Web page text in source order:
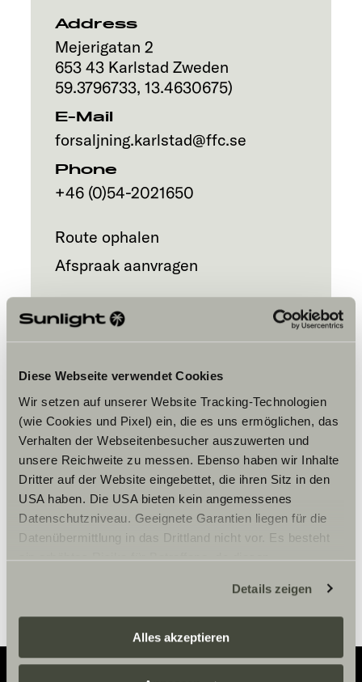
Diese Webseite verwendet Cookies
Wir setzen auf unserer Website Tracking-Technologien
(wie Cookies und Pixel) ein, die es uns ermöglichen, das
Verhalten der Webseitenbesucher auszuwerten und
unsere Reichweite zu messen. Ebenso haben wir Inhalte
Dritter auf der Website eingebettet, die ihren Sitz in den
USA haben. Die USA bieten kein angemessenes
Datenschutzniveau. Geeignete Garantien liegen für die
Datenübermittlung in das Drittland nicht vor. Es besteht
ein erhöhtes Risiko für Betroffene, da diesen
zustehen. Eingesetzte Dienstleister können Daten für
eigene Zwecke verarbeiten und mit anderen Daten
zusammenführen. Weitere Informationen finden Sie hier:
Datenschutzerklärung
Details zeigen
Alles akzeptieren
Address
Mejerigatan 2
653 43 Karlstad Zweden
59.3796733, 13.4630675)
E-Mail
forsaljning.karlstad@ffc.se
Phone
+46 (0)54-2021650
Route ophalen
Afspraak aanvragen
Accepteer marketing-cookies om
de tour te bekijken.
Cookie-instellingen